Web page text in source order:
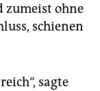
zumeist ohne
schienen
sagte